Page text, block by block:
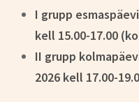
I grupp
kell 15.00-17.00
II grupp
2026 kell 17.00-